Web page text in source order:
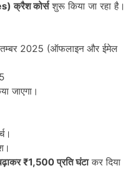
क्रैश कोर्सशुरू किया जा रहा है।
2025 (ऑफलाइन और ईमेल
जाएगा।
₹1,500प्रति घंटाकर दिया